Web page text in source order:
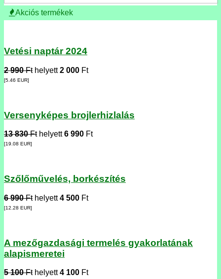
Akciós termékek
Vetési naptár 2024
2 990 Fthelyett2 000 Ft
[5.46 EUR]
Versenyképes brojlerhizlalás
13 830 Fthelyett6 990 Ft
[19.08 EUR]
Szőlőművelés, borkészítés
6 990 Fthelyett4 500 Ft
[12.28 EUR]
A mezőgazdasági termelés gyakorlatának
alapismeretei
5 100 Fthelyett4 100 Ft